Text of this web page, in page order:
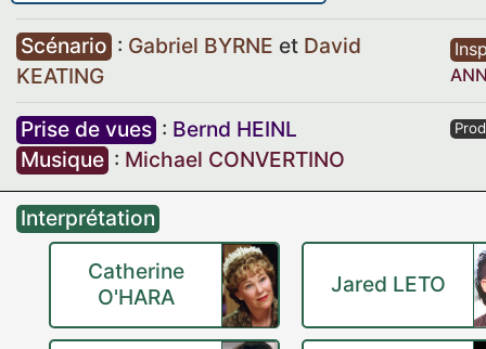
Scénario : Gabriel BYRNE et David
KEATING
Prise de vues : Bernd HEINL
Musique : Michael CONVERTINO
Interprétation
Catherine
O'HARA
Jared LETO